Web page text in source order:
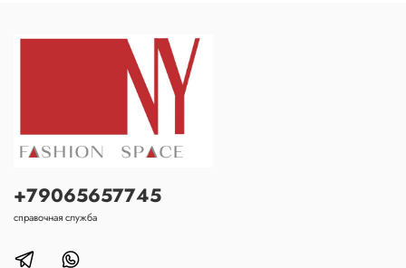
+79065657745
справочная служба